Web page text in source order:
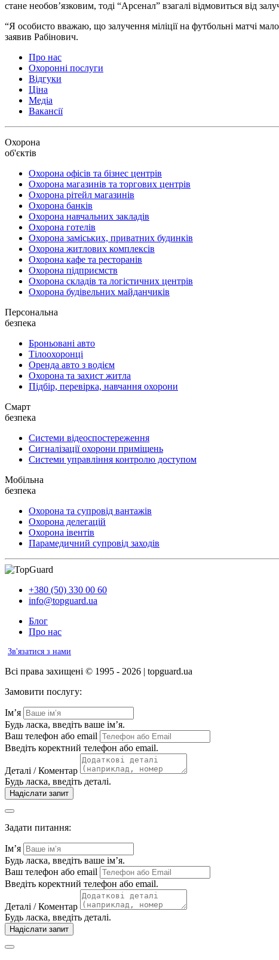
стане необов’язковим, тоді “Арсенал” взагалі відмовиться від
“Я особисто вважаю, що залучення міліції на футбольні матчі
заявив Рабінович.
Про нас
Охоронні послуги
Відгуки
Ціна
Медіа
Вакансії
Охорона
об'єктів
Охорона офісів та бізнес центрів
Охорона магазинів та торгових центрів
Охорона рітейл магазинів
Охорона банків
Охорона навчальних закладів
Охорона готелів
Охорона заміських, приватних будинків
Охорона житлових комплексів
Охорона кафе та ресторанів
Охорона підприємств
Охорона складів та логістичних центрів
Охорона будівельних майданчиків
Персональна
безпека
Броньовані авто
Тілоохоронці
Оренда авто з водієм
Охорона та захист житла
Підбір, перевірка, навчання охорони
Смарт
безпека
Системи відеоспостереження
Сигналізації охорони приміщень
Системи управління контролю доступом
Мобільна
безпека
Охорона та супровід вантажів
Охорона делегацій
Охорона івентів
Парамедичний супровід заходів
+380 (50) 330 00 60
info@topguard.ua
Блог
Про нас
Зв'язатися з нами
Всі права захищені © 1995 - 2026 | topguard.ua
Замовити послугу:
Ім’я
Будь ласка, введіть ваше ім’я.
Ваш телефон або email
Введіть коректний телефон або email.
Деталі / Коментар
Будь ласка, введіть деталі.
Надіслати запит
Задати питання:
Ім’я
Будь ласка, введіть ваше ім’я.
Ваш телефон або email
Введіть коректний телефон або email.
Деталі / Коментар
Будь ласка, введіть деталі.
Надіслати запит